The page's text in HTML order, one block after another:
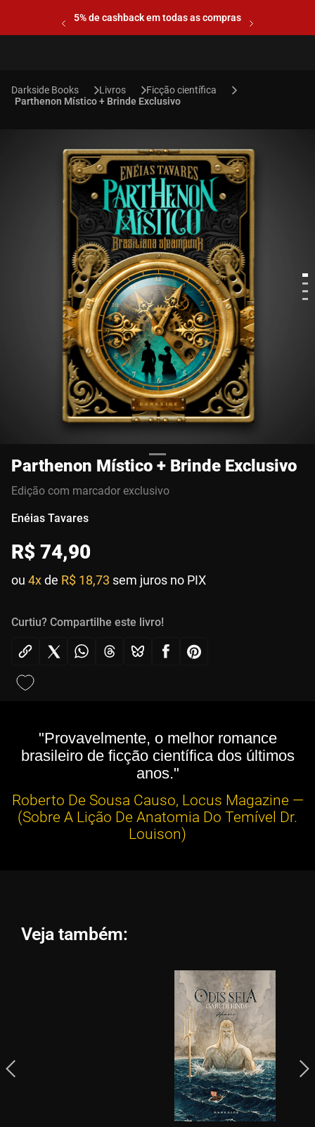
5% de cashback em todas as compras
Livros
Ficção científica
Parthenon Místico + Brinde Exclusivo
Parthenon Místico + Brinde Exclusivo
Edição com marcador exclusivo
Enéias Tavares
R$ 74,90
ou 4xde R$ 18,73 sem juros no PIX
Curtiu? Compartilhe este livro!
"Provavelmente, o melhor romance
brasileiro de ficção científica dos últimos
anos."
Roberto De Sousa Causo, Locus Magazine —
(Sobre A Lição De Anatomia Do Temível Dr.
Louison)
Veja também: